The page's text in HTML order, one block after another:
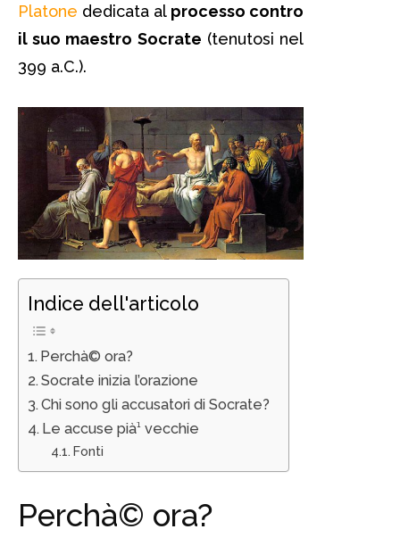
Platone dedicata al processo contro
il suo maestro Socrate (tenutosi nel
399 a.C.).
Indice dell'articolo
Perchà© ora?
Socrate inizia l’orazione
Chi sono gli accusatori di Socrate?
Le accuse pià¹ vecchie
Fonti
Perchà© ora?